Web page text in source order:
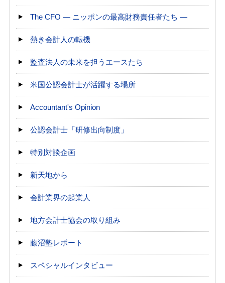
The CFO ― ニッポンの最高財務責任者たち ―
熱き会計人の転機
監査法人の未来を担うエースたち
米国公認会計士が活躍する場所
Accountant's Opinion
公認会計士「研修出向制度」
特別対談企画
新天地から
会計業界の起業人
地方会計士協会の取り組み
藤沼塾レポート
スペシャルインタビュー